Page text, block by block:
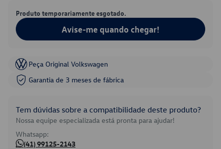
Produto temporariamente esgotado.
Avise-me quando chegar!
Peça Original Volkswagen
Garantia de 3 meses de fábrica
Tem dúvidas sobre a compatibilidade deste produto?
Nossa equipe especializada está pronta para ajudar!
Whatsapp:
(41) 99125-2143